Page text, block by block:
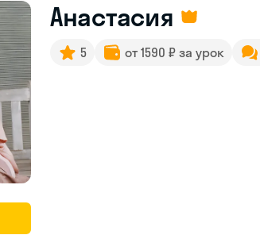
Анастасия
5 от 1590 ₽ за урок